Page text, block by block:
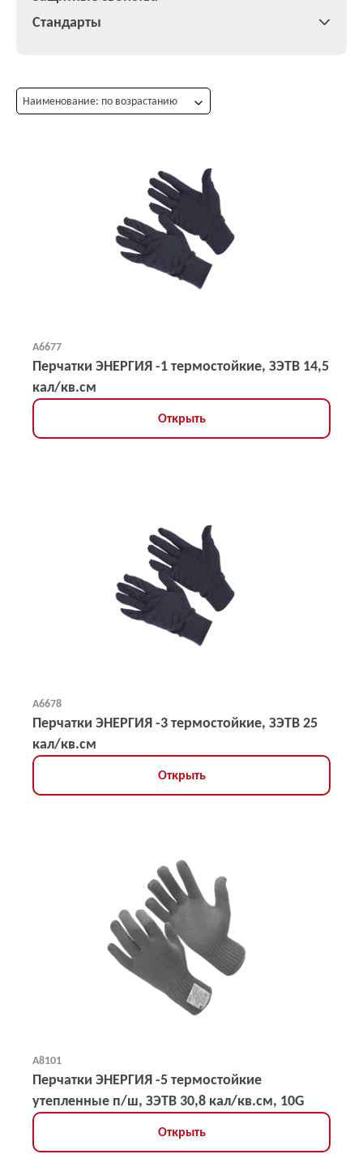
Стандарты
Наименование: по возрастанию
А6677
Перчатки ЭНЕРГИЯ -1 термостойкие, ЗЭТВ 14,5
кал/кв.см
Открыть
А6678
Перчатки ЭНЕРГИЯ -3 термостойкие, ЗЭТВ 25
кал/кв.см
Открыть
А8101
Перчатки ЭНЕРГИЯ -5 термостойкие
утепленные п/ш, ЗЭТВ 30,8 кал/кв.см, 10G
Открыть